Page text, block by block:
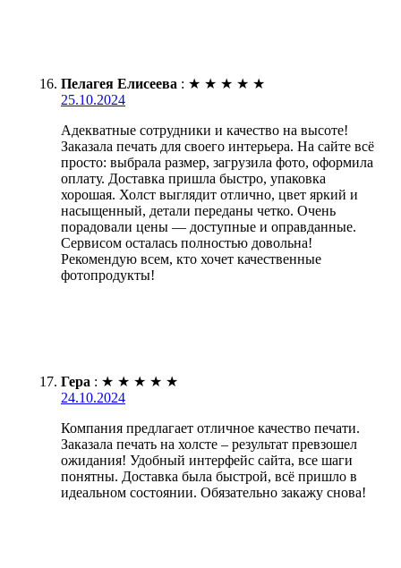
Пелагея Елисеева : ★ ★ ★ ★ ★
25.10.2024
Адекватные сотрудники и качество на высоте!
Заказала печать для своего интерьера. На сайте всё
просто: выбрала размер, загрузила фото, оформила
оплату. Доставка пришла быстро, упаковка
хорошая. Холст выглядит отлично, цвет яркий и
насыщенный, детали переданы четко. Очень
порадовали цены — доступные и оправданные.
Сервисом осталась полностью довольна!
Рекомендую всем, кто хочет качественные
фотопродукты!
Гера : ★ ★ ★ ★ ★
24.10.2024
Компания предлагает отличное качество печати.
Заказала печать на холсте – результат превзошел
ожидания! Удобный интерфейс сайта, все шаги
понятны. Доставка была быстрой, всё пришло в
идеальном состоянии. Обязательно закажу снова!